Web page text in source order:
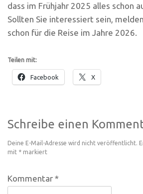
dass im Frühjahr 2025 alles schon
Sollten Sie interessiert sein,
schon für die Reise im Jahre 2026.
Teilen mit:
Facebook X
Schreibe einen
Deine E-Mail-Adresse wird nicht veröffentlicht.
mit * markiert
Kommentar *